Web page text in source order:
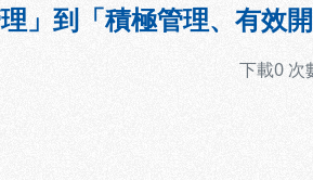
」到「積極管理、有效開
下載0 次